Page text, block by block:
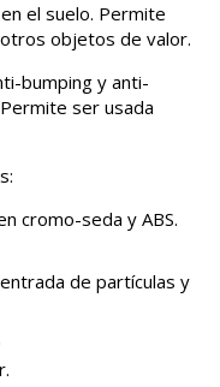
el suelo. Permite
objetos de valor.
bumping y anti-
ser usada
cromo-seda y ABS.
de partículas y